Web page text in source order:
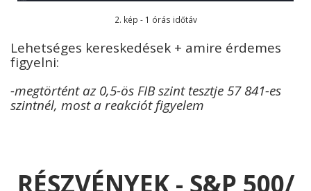
2. kép - 1 órás időtáv
Lehetséges kereskedések + amire érdemes
figyelni:
-megtörtént az 0,5-ös FIB szint tesztje 57 841-es
szintnél, most a reakciót figyelem
RÉSZVÉNYEK - S&P 500/